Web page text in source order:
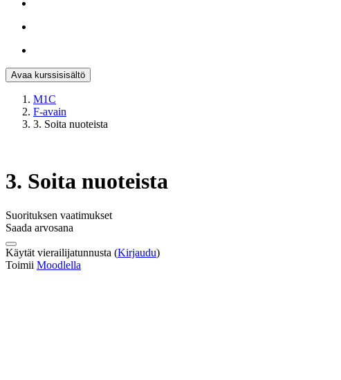
Avaa kurssisisältö
M1C
F-avain
3. Soita nuoteista
3. Soita nuoteista
Suorituksen vaatimukset
Saada arvosana
Käytät vierailijatunnusta (Kirjaudu)
Toimii Moodlella